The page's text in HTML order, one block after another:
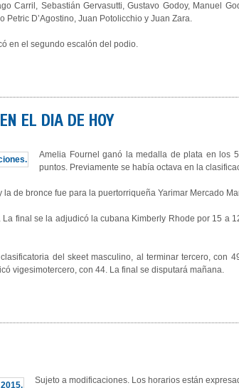
Carril, Sebastián Gervasutti, Gustavo Godoy, Manuel
D’Agostino, Juan Potolicchio y Juan Zara.
en el segundo escalón del podio.
EL DIA DE HOY
Amelia Fournel ganó la medalla de plata en los
puntos. Previamente se había octava en la
de bronce fue para la puertorriqueña Yarimar Mercado
final se la adjudicó la cubana Kimberly Rhode por 15 a
del skeet masculino, al terminar tercero, con
vigesimotercero, con 44. La final se disputará mañana.
Sujeto a modificaciones. Los horarios están